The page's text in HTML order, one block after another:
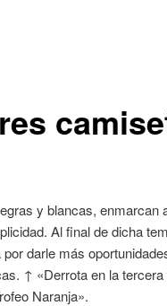
y blancas, enmarcan
Al final de dicha
darle más
↑ «Derrota en la
Naranja».